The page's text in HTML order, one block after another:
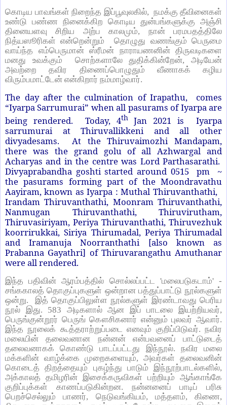
கொடிய பாவங்கள் நிறைந்த இப்பூவுலகில், நமக்கு தீவினைகள்
உண்டு பண்ண நினைக்கிற கொடிய துன்பங்களுக்கு அஞ்சி
தினையளவு சிறிய அற்ப காலமும், நான் பரமபதத்திலே
நித்யஸூரிகள் என்றென்றும் தொழுது வணங்கும் பெருமை
வாய்ந்த எம்பெருமான் ஸ்ரீமன் நாராயணனின் திருவடிகளை
மனது உவக்கும் சொற்களாலே துதிக்கின்றேன், அடியேன்
அவற்றை தவிர திணைப்பொழுதும் வீணாகக் கழிய
விரும்பமாட்டேன் என்கிறார் நம்மாழ்வார்.
The day after the culmination of Irapathu, comes
“Iyarpa Sarrumurai” when all pasurams of Iyarpa are
being rendered. Today, 4thJan 2021 is Iyarpa
sarrumurai at Thiruvallikkeni and all other
divyadesams. At the Thiruvaimozhi Mandapam,
there was the grand golu of all Azhwargal and
Acharyas and in the centre was Lord Parthasarathi.
Divyaprabandha goshti started around 0515 pm ~
the pasurams forming part of the Moondravathu
Aayiram, known as Iyarpa : Muthal Thiruvanthathi,
Irandam Thiruvanthathi, Moonram Thiruvanthathi,
Nanmugan Thiruvanthathi, Thiruvirutham,
Thiruvasiriyam, Periya Thiruvanthathi, Thiruvezhuk
koorrirukkai, Siriya Thirumadal, Periya Thirumadal
and Iramanuja Noorranthathi [also known as
Prabanna Gayathri] of Thiruvarangathu Amuthanar
were all rendered.
இந்த பதிவின் ஆரம்பத்தில் சொல்லப்பட்ட 'மலைபடுகடாம்' -
சங்ககாலத் தொகுப்புகளுள் ஒன்றான பத்துப்பாட்டு நூல்களுள்
ஒன்று. இத் தொகுப்பிலுள்ள நூல்களுள் இரண்டாவது பெரிய
நூல் இது. 583 அடிகளால் ஆன இப் பாடலை இயற்றியவர்,
பெருங்குன்றூர் பெருங் கௌசிகனார் என்னும் புலவர் ஆவார்.
இந்த நூலைக் கூத்தராற்றுப்படை எனவும் குறிப்பிடுவர். நவிர
மலையின் தலைவனான நன்னன் என்பவனைப் பாட்டுடைத்
தலைவனாகக் கொண்டு பாடப்பட்டது இந்நூல். நவிர மலை
மக்களின் வாழ்க்கை முறைகளையும், அவர்கள் தலைவனின்
கொடைத் திறத்தையும் புகழ்ந்து பாடும் இந்நூற்பாடல்களில்,
அக்காலத் தமிழரின் இசைக்கருவிகள் பற்றியும் ஆங்காங்கே
குறிப்புக்கள் காணப்படுகின்றன. நன்னனைப் பாடிப் பரிசு
பெறச்செல்லும் பாணர், நெடுவங்கியம், மத்தளம், கிணை,